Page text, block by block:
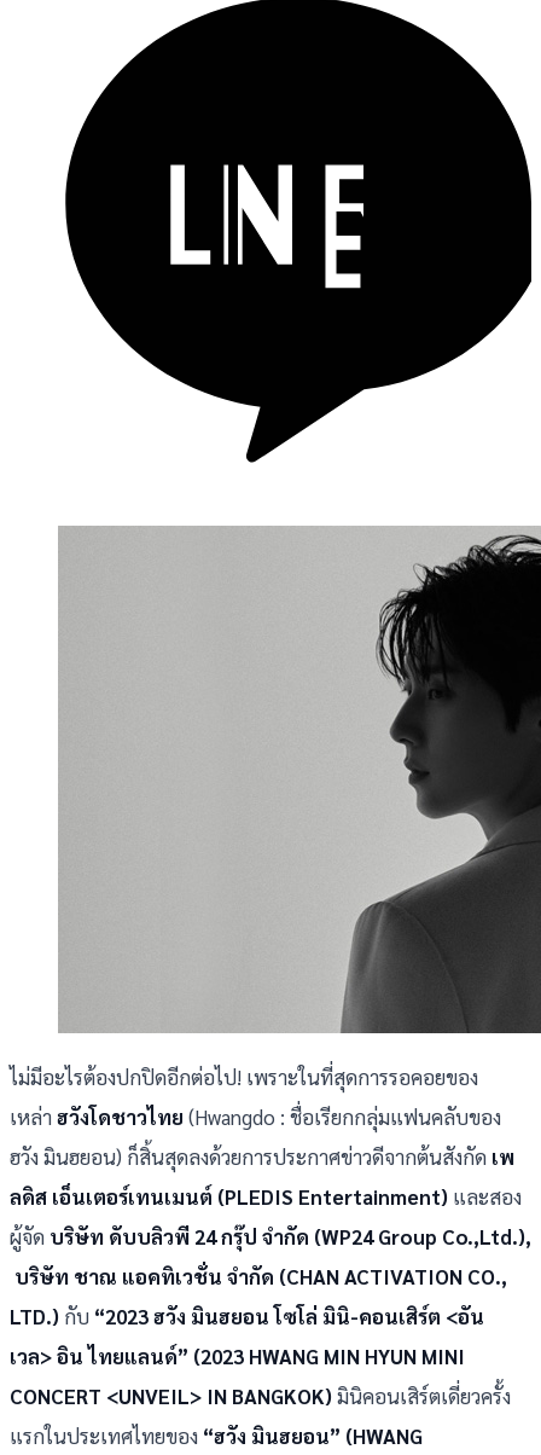
ไม่มีอะไรต้องปกปิดอีกต่อไป! เพราะในที่สุดการรอคอยของ
เหล่า ฮวังโดชาวไทย (Hwangdo : ชื่อเรียกกลุ่มแฟนคลับของ
ฮวัง มินฮยอน) ก็สิ้นสุดลงด้วยการประกาศข่าวดีจากต้นสังกัด เพ
ลดิส เอ็นเตอร์เทนเมนต์ (PLEDIS Entertainment) และสอง
ผู้จัด บริษัท ดับบลิวพี 24 กรุ๊ป จำกัด (WP24 Group Co.,Ltd.),
บริษัท ชาณ แอคทิเวชั่น จำกัด (CHAN ACTIVATION CO.,
LTD.) กับ “2023 ฮวัง มินฮยอน โซโล่ มินิ-คอนเสิร์ต <อัน
เวล> อิน ไทยแลนด์” (2023 HWANG MIN HYUN MINI
CONCERT <UNVEIL> IN BANGKOK) มินิคอนเสิร์ตเดี่ยวครั้ง
แรกในประเทศไทยของ “ฮวัง มินฮยอน” (HWANG